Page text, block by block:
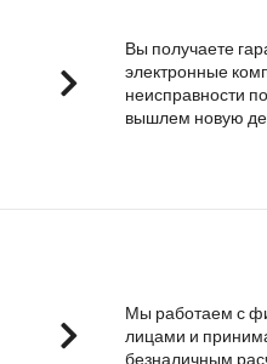
Вы получаете
электронные
неисправности
вышлем новую
Мы работаем с
лицами и
безналичным